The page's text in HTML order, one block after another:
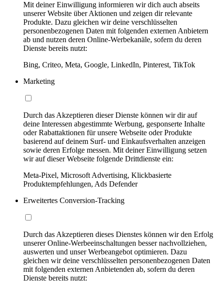
Mit deiner Einwilligung informieren wir dich auch abseits
unserer Website über Aktionen und zeigen dir relevante
Produkte. Dazu gleichen wir deine verschlüsselten
personenbezogenen Daten mit folgenden externen Anbietern
ab und nutzen deren Online-Werbekanäle, sofern du deren
Dienste bereits nutzt:
Bing, Criteo, Meta, Google, LinkedIn, Pinterest, TikTok
Marketing
Durch das Akzeptieren dieser Dienste können wir dir auf
deine Interessen abgestimmte Werbung, gesponserte Inhalte
oder Rabattaktionen für unsere Webseite oder Produkte
basierend auf deinem Surf- und Einkaufsverhalten anzeigen
sowie deren Erfolge messen. Mit deiner Einwilligung setzen
wir auf dieser Webseite folgende Drittdienste ein:
Meta-Pixel, Microsoft Advertising, Klickbasierte
Produktempfehlungen, Ads Defender
Erweitertes Conversion-Tracking
Durch das Akzeptieren dieses Dienstes können wir den Erfolg
unserer Online-Werbeeinschaltungen besser nachvollziehen,
auswerten und unser Werbeangebot optimieren. Dazu
gleichen wir deine verschlüsselten personenbezogenen Daten
mit folgenden externen Anbietenden ab, sofern du deren
Dienste bereits nutzt: